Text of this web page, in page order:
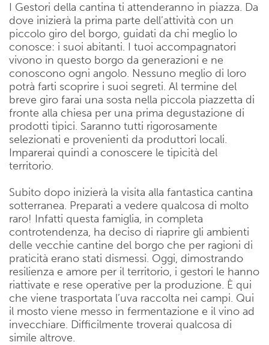
I Gestori della cantina ti attenderanno in piazza. Da
dove inizierà la prima parte dell’attività con un
piccolo giro del borgo, guidati da chi meglio lo
conosce: i suoi abitanti. I tuoi accompagnatori
vivono in questo borgo da generazioni e ne
conoscono ogni angolo. Nessuno meglio di loro
potrà farti scoprire i suoi segreti. Al termine del
breve giro farai una sosta nella piccola piazzetta di
fronte alla chiesa per una prima degustazione di
prodotti tipici. Saranno tutti rigorosamente
selezionati e provenienti da produttori locali.
Imparerai quindi a conoscere le tipicità del
territorio.
Subito dopo inizierà la visita alla fantastica cantina
sotterranea. Preparati a vedere qualcosa di molto
raro! Infatti questa famiglia, in completa
controtendenza, ha deciso di riaprire gli ambienti
delle vecchie cantine del borgo che per ragioni di
praticità erano stati dismessi. Oggi, dimostrando
resilienza e amore per il territorio, i gestori le hanno
riattivate e rese operative per la produzione. È qui
che viene trasportata l’uva raccolta nei campi. Qui
il mosto viene messo in fermentazione e il vino ad
invecchiare. Difficilmente troverai qualcosa di
simile altrove.